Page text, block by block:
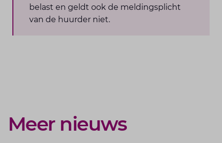
belast en geldt ook de meldingsplicht
van de huurder niet.
Meer nieuws